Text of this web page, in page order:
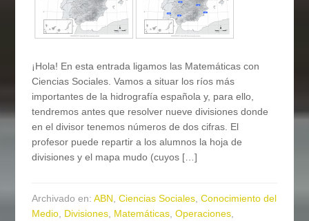
¡Hola! En esta entrada ligamos las Matemáticas con
Ciencias Sociales. Vamos a situar los ríos más
importantes de la hidrografía española y, para ello,
tendremos antes que resolver nueve divisiones donde
en el divisor tenemos números de dos cifras. El
profesor puede repartir a los alumnos la hoja de
divisiones y el mapa mudo (cuyos […]
Archivado en:ABN,Ciencias Sociales,Conocimiento del
Medio, Divisiones, Matemáticas,Operaciones,